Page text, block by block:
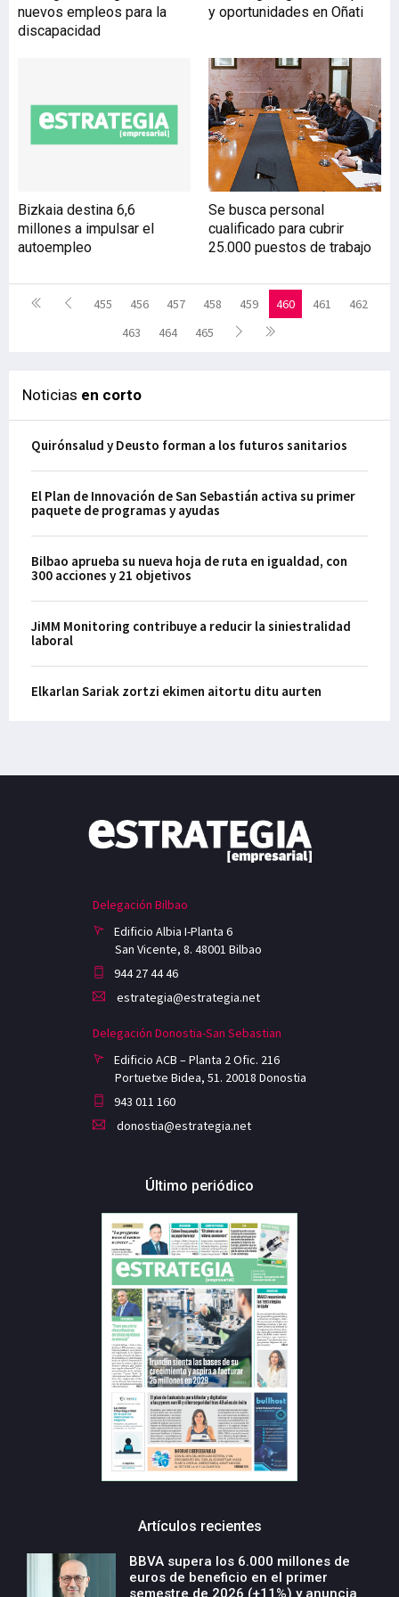
nuevos empleos para la
discapacidad
y oportunidades en Oñati
Bizkaia destina 6,6
millones a impulsar el
autoempleo
Se busca personal
cualificado para cubrir
25.000 puestos de trabajo
455 456 457 458 459 460 461
462
463
464 465
Noticias en corto
Quirónsalud y Deusto forman a los futuros sanitarios
El Plan de Innovación de San Sebastián activa su primer
paquete de programas y ayudas
Bilbao aprueba su nueva hoja de ruta en igualdad, con
300 acciones y 21 objetivos
JiMM Monitoring contribuye a reducir la siniestralidad
laboral
Elkarlan Sariak zortzi ekimen aitortu ditu aurten
Delegación Bilbao
Edificio Albia I-Planta 6
San Vicente, 8. 48001 Bilbao
944 27 44 46
estrategia@estrategia.net
Delegación Donostia-San Sebastian
Edificio ACB – Planta 2 Ofic. 216
Portuetxe Bidea, 51. 20018 Donostia
943 011 160
donostia@estrategia.net
Último periódico
Artículos recientes
BBVA supera los 6.000 millones de
euros de beneficio en el primer
semestre de 2026 (+11%) y anuncia